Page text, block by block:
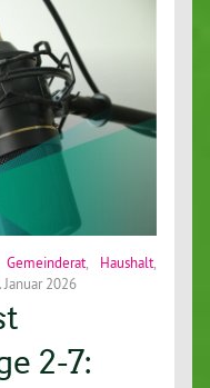
Gemeinderat, Haushalt
Januar 2026
2-7: